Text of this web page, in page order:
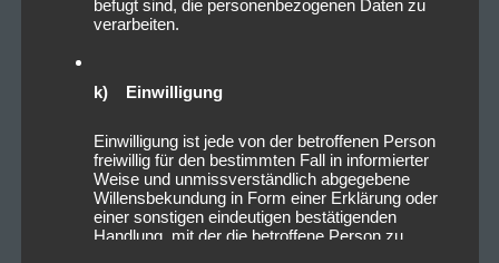
befugt sind, die personenbezogenen Daten zu
verarbeiten.
k) Einwilligung
Einwilligung ist jede von der betroffenen Person
freiwillig für den bestimmten Fall in informierter
Weise und unmissverständlich abgegebene
Willensbekundung in Form einer Erklärung oder
einer sonstigen eindeutigen bestätigenden
Handlung, mit der die betroffene Person zu